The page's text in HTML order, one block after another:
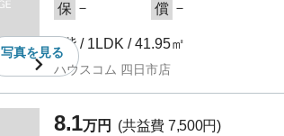
写真を見る
保 － 償 －
2階 / 1LDK / 41.95㎡
ハウスコム 四日市店
8.1万円
(共益費 7,500円)